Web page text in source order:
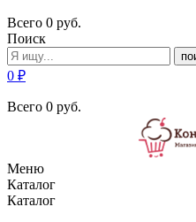
Всего 0 руб.
Поиск
0 ₽
Всего 0 руб.
Меню
Каталог
Каталог